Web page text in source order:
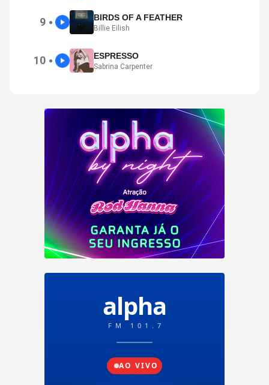
9 ● BIRDS OF A FEATHER
Billie Eilish
10 ● ESPRESSO
Sabrina Carpenter